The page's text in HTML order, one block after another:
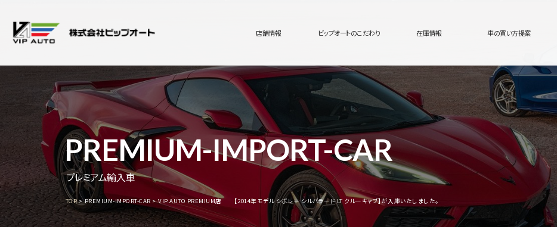
店舗情報 ビップオートのこだわり 在庫情報 車の買い方提案
PREMIUM-IMPORT-CAR
プレミアム輸入車
TOP PREMIUM-IMPORT-CAR VIP AUTO PREMIUM店 【2014年モデル シボレー シルバラード LT クルーキャブ】が入庫いたしました。